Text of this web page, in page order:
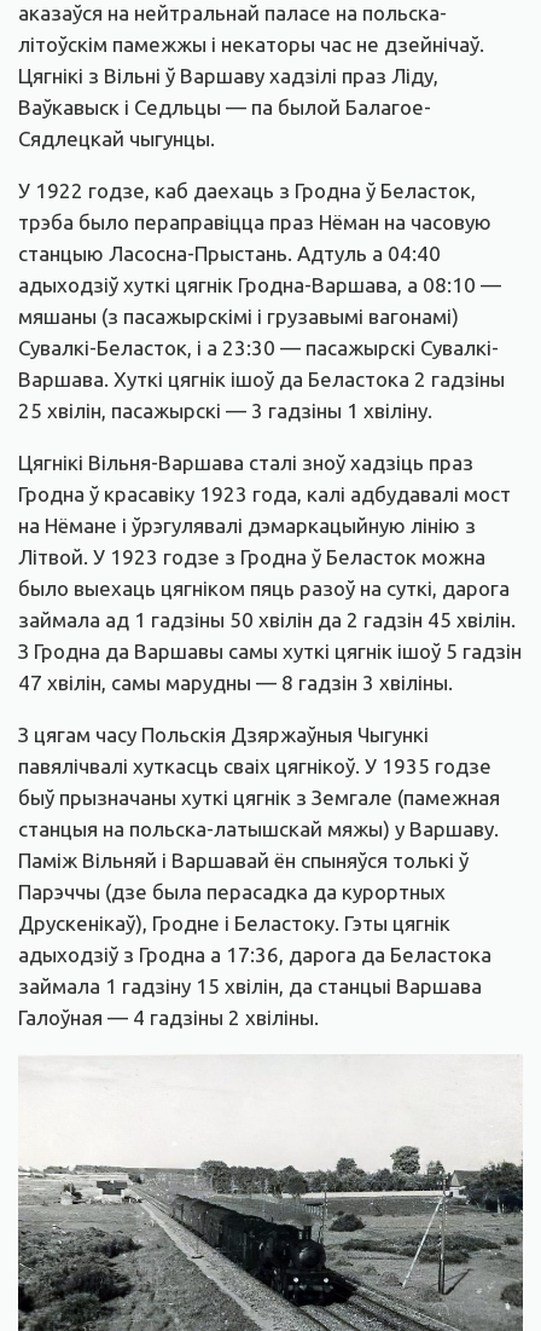
аказаўся на нейтральнай паласе на польска-
літоўскім памежжы і некаторы час не дзейнічаў.
Цягнікі з Вільні ў Варшаву хадзілі праз Ліду,
Ваўкавыск і Седльцы — па былой Балагое-
Сядлецкай чыгунцы.
У 1922 годзе, каб даехаць з Гродна ў Беласток,
трэба было пераправіцца праз Нёман на часовую
станцыю Ласосна-Прыстань. Адтуль а 04:40
адыходзіў хуткі цягнік Гродна-Варшава, а 08:10 —
мяшаны (з пасажырскімі і грузавымі вагонамі)
Сувалкі-Беласток, і а 23:30 — пасажырскі Сувалкі-
Варшава. Хуткі цягнік ішоў да Беластока 2 гадзіны
25 хвілін, пасажырскі — 3 гадзіны 1 хвіліну.
Цягнікі Вільня-Варшава сталі зноў хадзіць праз
Гродна ў красавіку 1923 года, калі адбудавалі мост
на Нёмане і ўрэгулявалі дэмаркацыйную лінію з
Літвой. У 1923 годзе з Гродна ў Беласток можна
было выехаць цягніком пяць разоў на суткі, дарога
займала ад 1 гадзіны 50 хвілін да 2 гадзін 45 хвілін.
З Гродна да Варшавы самы хуткі цягнік ішоў 5 гадзін
47 хвілін, самы марудны — 8 гадзін 3 хвіліны.
З цягам часу Польскія Дзяржаўныя Чыгункі
павялічвалі хуткасць сваіх цягнікоў. У 1935 годзе
быў прызначаны хуткі цягнік з Земгале (памежная
станцыя на польска-латышскай мяжы) у Варшаву.
Паміж Вільняй і Варшавай ён спыняўся толькі ў
Парэччы (дзе была перасадка да курортных
Друскенікаў), Гродне і Беластоку. Гэты цягнік
адыходзіў з Гродна а 17:36, дарога да Беластока
займала 1 гадзіну 15 хвілін, да станцыі Варшава
Галоўная — 4 гадзіны 2 хвіліны.